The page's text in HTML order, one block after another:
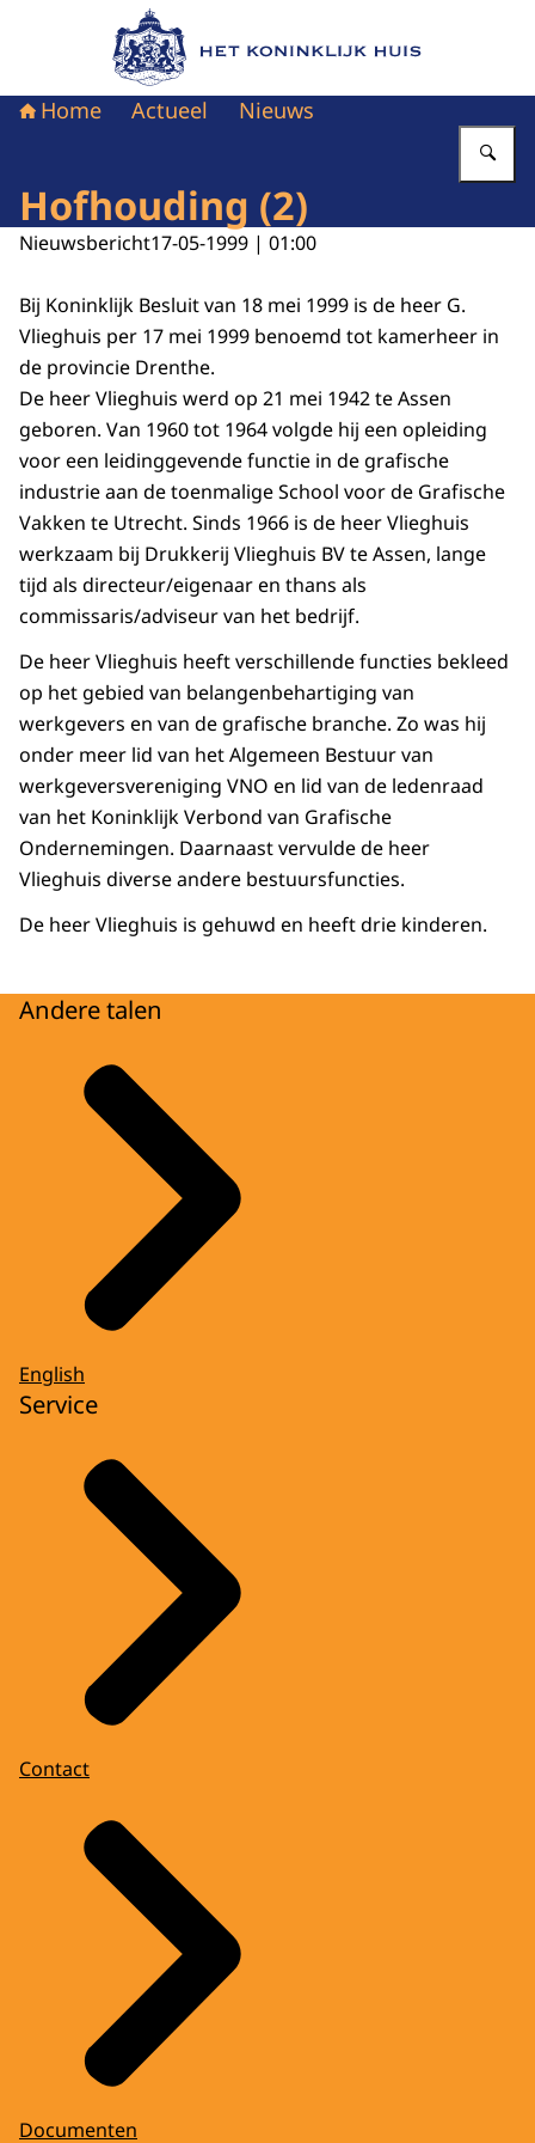
Naar de homepage van Het Koninklijk Huis
Home Actueel Nieuws
Hofhouding (2)
Nieuwsbericht17-05-1999 | 01:00
Bij Koninklijk Besluit van 18 mei 1999 is de heer G.
Vlieghuis per 17 mei 1999 benoemd tot kamerheer in
de provincie Drenthe.
De heer Vlieghuis werd op 21 mei 1942 te Assen
geboren. Van 1960 tot 1964 volgde hij een opleiding
voor een leidinggevende functie in de grafische
industrie aan de toenmalige School voor de Grafische
Vakken te Utrecht. Sinds 1966 is de heer Vlieghuis
werkzaam bij Drukkerij Vlieghuis BV te Assen, lange
tijd als directeur/eigenaar en thans als
commissaris/adviseur van het bedrijf.
De heer Vlieghuis heeft verschillende functies bekleed
op het gebied van belangenbehartiging van
werkgevers en van de grafische branche. Zo was hij
onder meer lid van het Algemeen Bestuur van
werkgeversvereniging VNO en lid van de ledenraad
van het Koninklijk Verbond van Grafische
Ondernemingen. Daarnaast vervulde de heer
Vlieghuis diverse andere bestuursfuncties.
De heer Vlieghuis is gehuwd en heeft drie kinderen.
Andere talen
English
Service
Contact
Documenten